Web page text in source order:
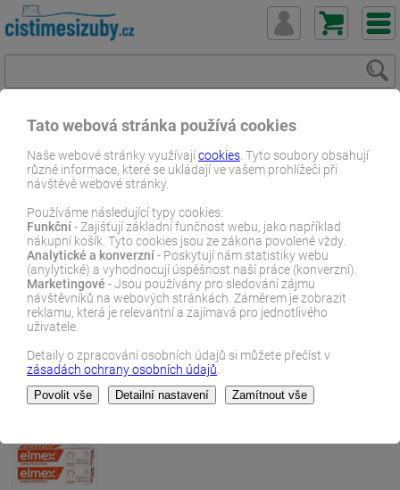
Tato webová stránka používá cookies
Naše webové stránky využívajícookies . Tyto soubory obsahují
různé informace, které se ukládají ve vašem prohlížeči při
návštěvě webové stránky.
Používáme následující typy cookies:
Funkční- Zajišťují základní funčnost webu, jako například
nákupní košík. Tyto cookies jsou ze zákona povolené vždy.
Analytické a konverzní- Poskytují nám statistiky webu
(anylytické) a vyhodnocují úspěšnost naší práce (konverzní).
Marketingové - Jsou používány pro sledování zájmu
návštěvníků na webových stránkách. Záměrem je zobrazit
reklamu, která je relevantní a zajímavá pro jednotlivého
uživatele.
Detaily o zpracování osobních údajů si můžete přečíst v
zásadách ochrany osobních údajů
ČistímeSiZuby.cz E-shop Dentální zboží
Zubní pasty
Elmex zubní pasta 2x 75ml s aminfluoridem
E-SHOP